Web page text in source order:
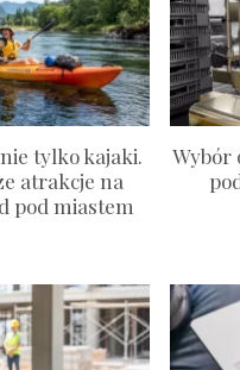
tylko kajaki.
atrakcje na
pod miastem
Wybór